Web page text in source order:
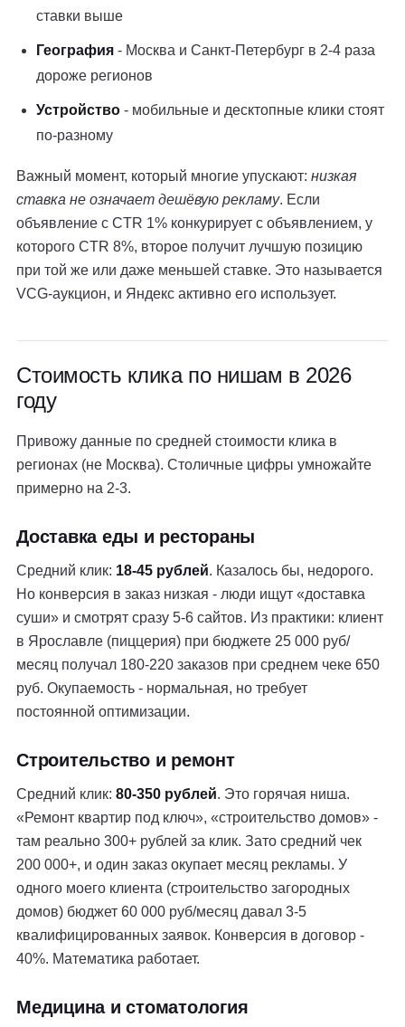
ставки выше
География - Москва и Санкт-Петербург в 2-4 раза
дороже регионов
Устройство - мобильные и десктопные клики стоят
по-разному
Важный момент, который многие упускают: низкая
ставка не означает дешёвую рекламу. Если
объявление с CTR 1% конкурирует с объявлением, у
которого CTR 8%, второе получит лучшую позицию
при той же или даже меньшей ставке. Это называется
VCG-аукцион, и Яндекс активно его использует.
Стоимость клика по нишам в 2026
году
Привожу данные по средней стоимости клика в
регионах (не Москва). Столичные цифры умножайте
примерно на 2-3.
Доставка еды и рестораны
Средний клик: 18-45 рублей. Казалось бы, недорого.
Но конверсия в заказ низкая - люди ищут «доставка
суши» и смотрят сразу 5-6 сайтов. Из практики: клиент
в Ярославле (пиццерия) при бюджете 25 000 руб/
месяц получал 180-220 заказов при среднем чеке 650
руб. Окупаемость - нормальная, но требует
постоянной оптимизации.
Строительство и ремонт
Средний клик: 80-350 рублей. Это горячая ниша.
«Ремонт квартир под ключ», «строительство домов» -
там реально 300+ рублей за клик. Зато средний чек
200 000+, и один заказ окупает месяц рекламы. У
одного моего клиента (строительство загородных
домов) бюджет 60 000 руб/месяц давал 3-5
квалифицированных заявок. Конверсия в договор -
40%. Математика работает.
Медицина и стоматология